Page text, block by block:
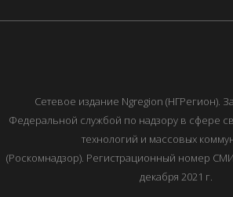
Сетевое издание Ngregion (НГРегион).
Федеральной службой по надзору в сфере
технологий и массовых
(Роскомнадзор). Регистрационный номер
декабря 2021 г.